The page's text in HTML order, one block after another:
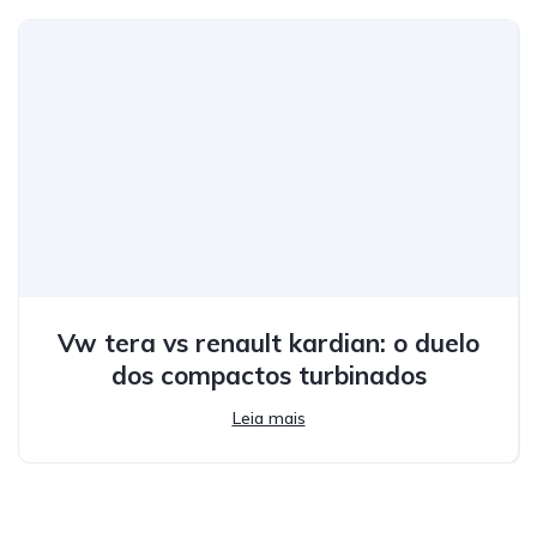
Vw tera vs renault kardian: o duelo
dos compactos turbinados
Leia mais